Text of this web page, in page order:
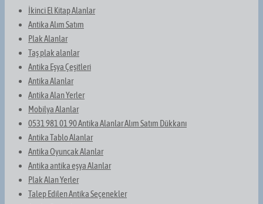
İkinci El Kitap Alanlar
Antika Alım Satım
Plak Alanlar
Taş plak alanlar
Antika Eşya Çeşitleri
Antika Alanlar
Antika Alan Yerler
Mobilya Alanlar
0531 981 01 90 Antika Alanlar Alım Satım Dükkanı
Antika Tablo Alanlar
Antika Oyuncak Alanlar
Antika antika eşya Alanlar
Plak Alan Yerler
Talep Edilen Antika Seçenekler